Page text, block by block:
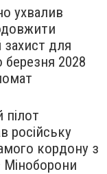
ухвалив
для
березня 2028
пілот
російську
кордону з